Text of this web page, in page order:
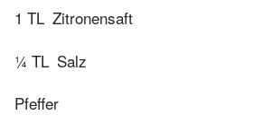
1 TL Zitronensaft
¼ TL Salz
Pfeffer